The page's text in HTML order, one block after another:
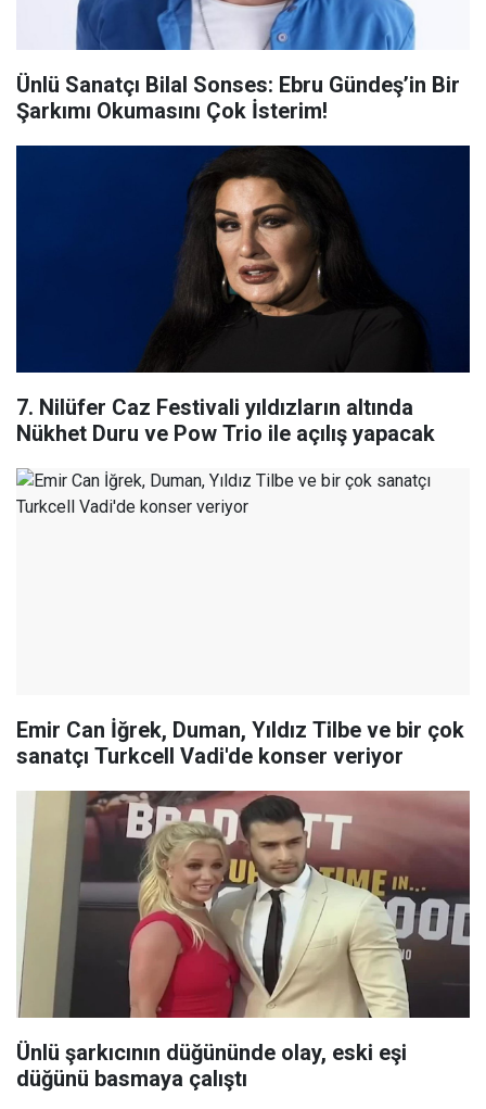
Ünlü Sanatçı Bilal Sonses: Ebru Gündeş’in Bir
Şarkımı Okumasını Çok İsterim!
7. Nilüfer Caz Festivali yıldızların altında
Nükhet Duru ve Pow Trio ile açılış yapacak
Emir Can İğrek, Duman, Yıldız Tilbe ve bir çok
sanatçı Turkcell Vadi'de konser veriyor
Ünlü şarkıcının düğününde olay, eski eşi
düğünü basmaya çalıştı